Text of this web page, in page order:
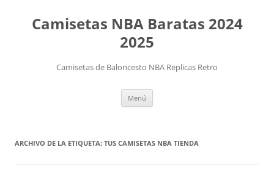
Camisetas NBA Baratas 2024
2025
Camisetas de Baloncesto NBA Replicas Retro
Menú
ARCHIVO DE LA ETIQUETA: TUS CAMISETAS NBA TIENDA